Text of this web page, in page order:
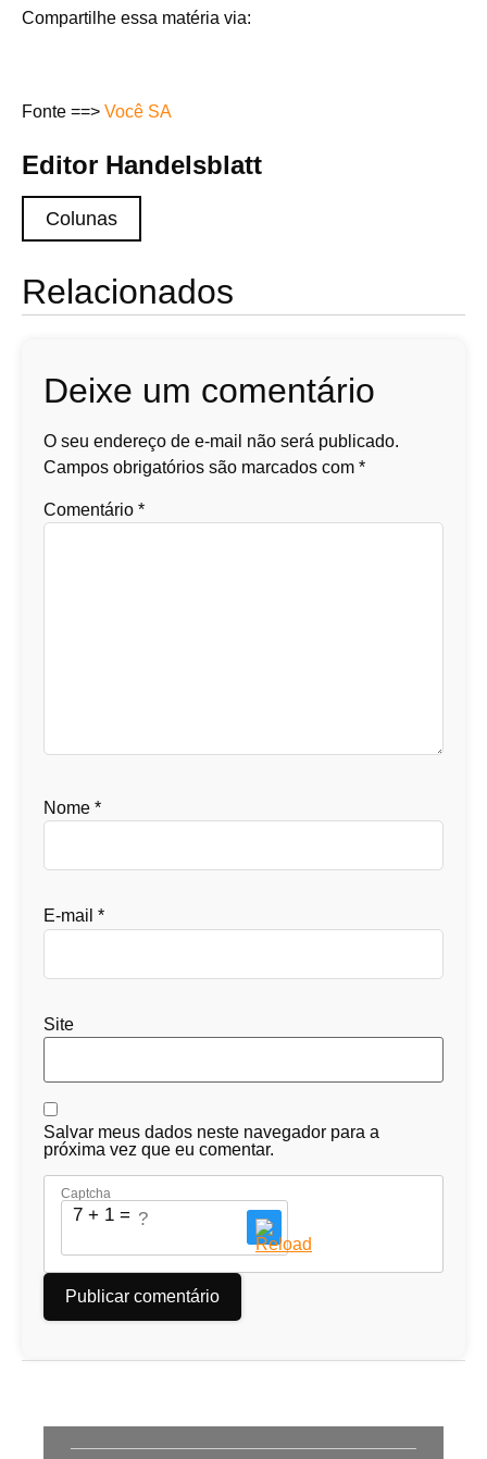
Compartilhe essa matéria via:
Fonte ==> Você SA
Editor Handelsblatt
Colunas
Relacionados
Deixe um comentário
O seu endereço de e-mail não será publicado.
Campos obrigatórios são marcados com *
Comentário *
Nome *
E-mail *
Site
Salvar meus dados neste navegador para a
próxima vez que eu comentar.
Captcha
7 + 1 = ?